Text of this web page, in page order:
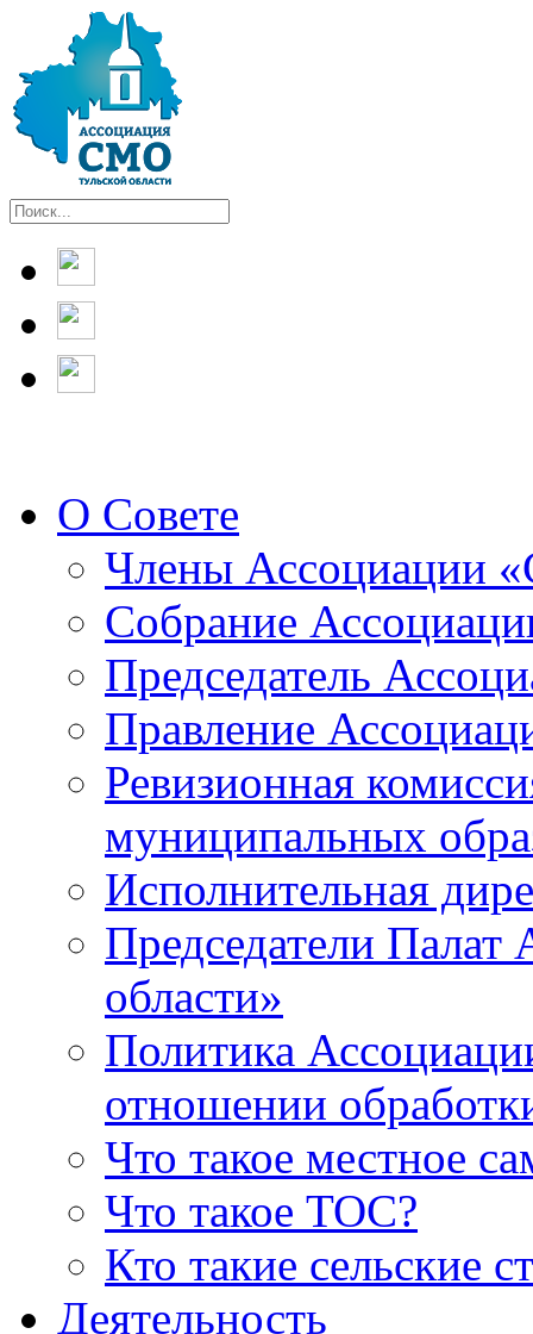
О Совете
Члены Ассоциации
Собрание
Председатель
Правление
Ревизионная
муниципальных
Исполнительная
Председатели
области»
Политика
отношении
Что такое местное
Что такое ТОС?
Кто такие сельские
Деятельность